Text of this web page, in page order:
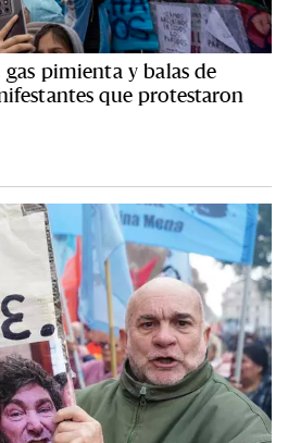
pimienta y balas de
que protestaron